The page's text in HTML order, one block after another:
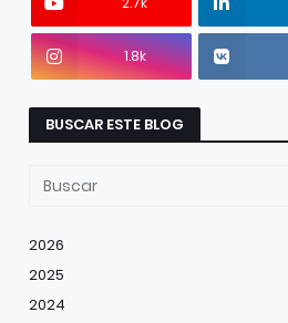
1.8k
BUSCAR ESTE BLOG
2026
2025
2024